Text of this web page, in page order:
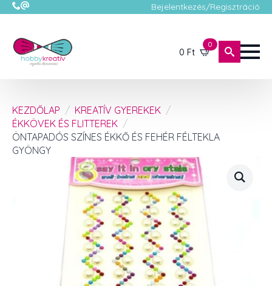
Bejelentkezés/Regisztráció
0 Ft
0
KEZDŐLAP
KREATÍV GYEREKEK
ÉKKÖVEK ÉS FLITTEREK
ÖNTAPADÓS SZÍNES ÉKKŐ ÉS FEHÉR FÉLTEKLA
GYÖNGY